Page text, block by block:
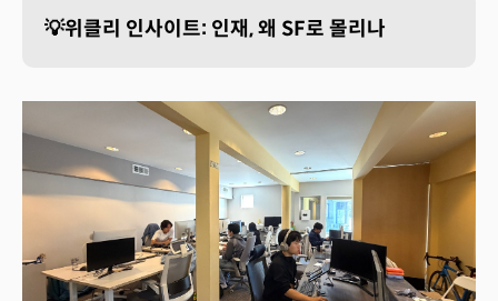
💡위클리 인사이트: 인재, 왜 SF로 몰리나